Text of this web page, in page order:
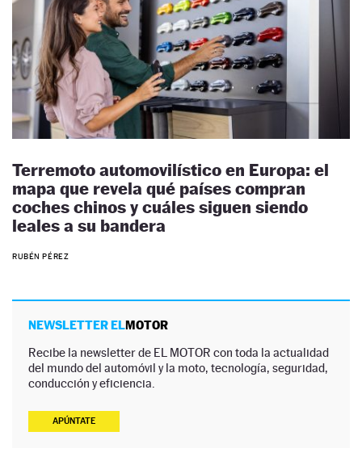
Terremoto automovilístico en Europa: el
mapa que revela qué países compran
coches chinos y cuáles siguen siendo
leales a su bandera
RUBÉN PÉREZ
NEWSLETTER ELMOTOR
Recibe la newsletter de EL MOTOR con toda la actualidad
del mundo del automóvil y la moto, tecnología, seguridad,
conducción y eficiencia.
APÚNTATE